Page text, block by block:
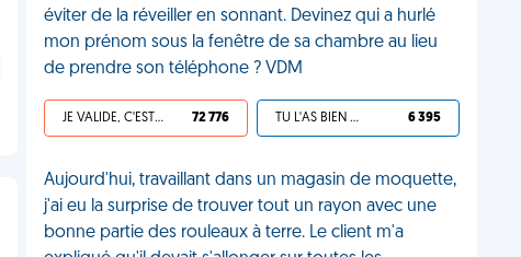
éviter de la réveiller en sonnant. Devinez qui a hurlé
mon prénom sous la fenêtre de sa chambre au lieu
de prendre son téléphone ? VDM
JE VALIDE, C'EST UNE VDM 72 776 TU L'AS BIEN MÉRITÉ 6 395
Aujourd'hui, travaillant dans un magasin de moquette,
j'ai eu la surprise de trouver tout un rayon avec une
bonne partie des rouleaux à terre. Le client m'a